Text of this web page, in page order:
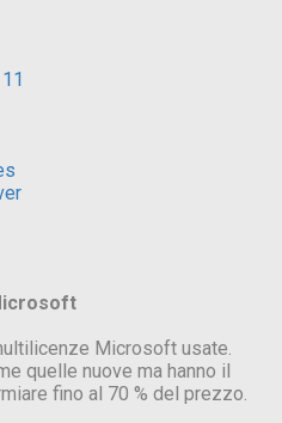
Microsoft usate.
quelle nuove ma hanno il
fino al 70 % del prezzo.